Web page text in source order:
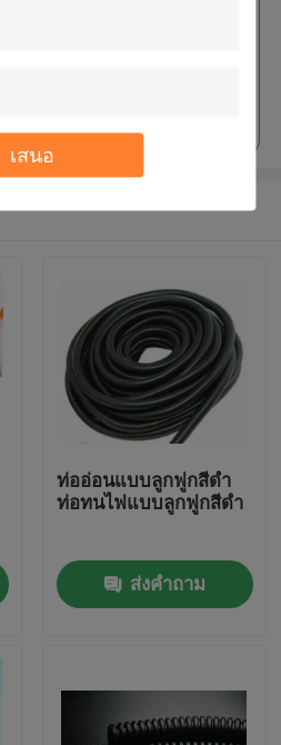
เสนอ
ท่ออ่อนแบบลูกฟูกสีดำ
ท่อทนไฟแบบลูกฟูกสีดำ
ส่งคำถาม